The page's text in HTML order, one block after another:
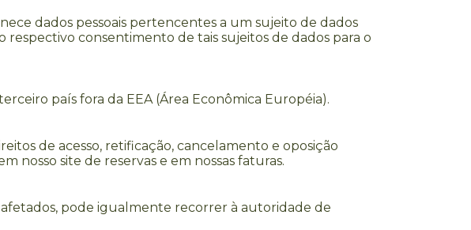
dados pessoais pertencentes a um sujeito de dados
consentimento de tais sujeitos de dados para o
país fora da EEA (Área Econômica Européia).
de acesso, retificação, cancelamento e oposição
nosso site de reservas e em nossas faturas.
pode igualmente recorrer à autoridade de